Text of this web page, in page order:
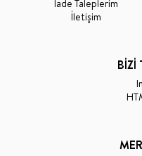
İade Taleplerim
İletişim
BİZİ